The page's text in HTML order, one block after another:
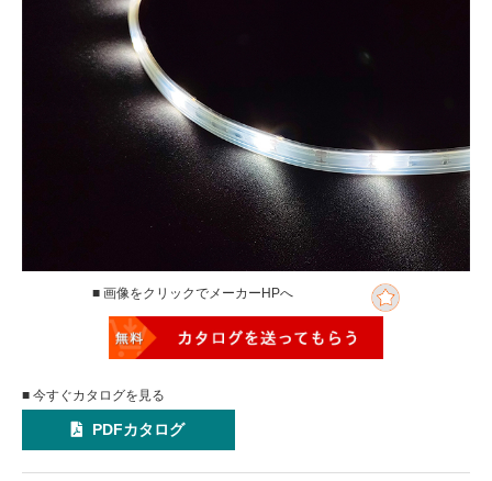
■ 画像をクリックでメーカーHPへ
■ 今すぐカタログを見る
PDFカタログ